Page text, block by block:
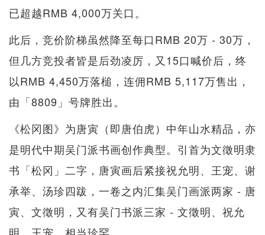
已超越RMB 4,000万关口。
此后，竞价阶梯虽然降至每口RMB 20万 - 30万，
但几方竞投者皆是后劲凌厉，又15口喊价后，终
以RMB 4,450万落槌，连佣RMB 5,117万售出，
由「8809」号牌胜出。
《松冈图》为唐寅（即唐伯虎）中年山水精品，亦
是明代中期吴门派书画创作典型。引首为文徵明隶
书「松冈」二字，唐寅画后紧接祝允明、王宠、谢
承举、汤珍四跋，一卷之内汇集吴门画派两家 - 唐
寅、文徵明，又有吴门书派三家 - 文徵明、祝允